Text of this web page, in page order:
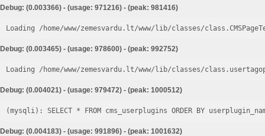
Debug: (0.003366) - (usage: 971216) - (peak: 981416)
Loading /home/www/zemesvardu.lt/www/lib/classes/
Debug: (0.003465) - (usage: 978600) - (peak: 992752)
Loading /home/www/zemesvardu.lt/www/lib/classes/
Debug: (0.004021) - (usage: 979472) - (peak: 1000512)
Debug: (0.004183) - (usage: 991896) - (peak: 1001632)